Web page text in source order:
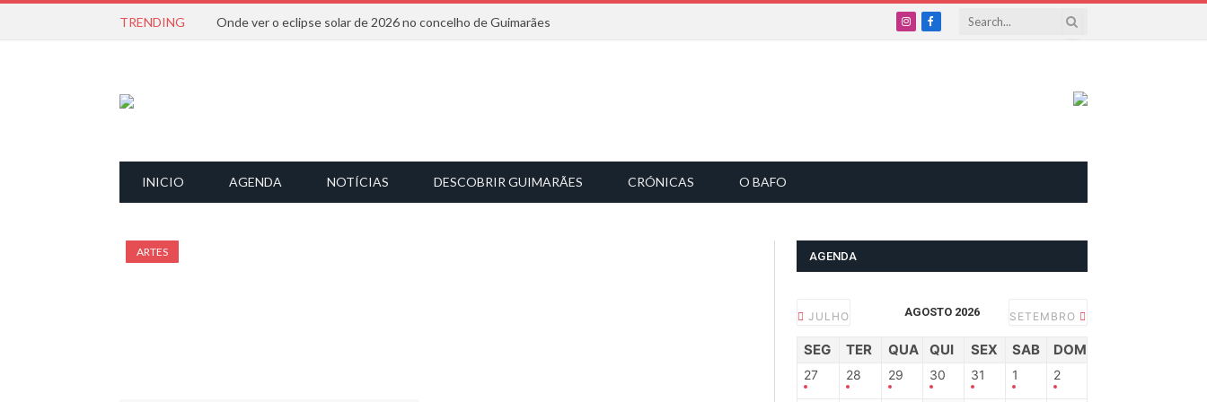
TRENDING Onde ver o eclipse solar de 2026 no concelho de Guimarães
InstagramFacebook
INICIO AGENDA NOTÍCIAS DESCOBRIR GUIMARÃES CRÓNICAS O BAFO
ARTES AGENDA
JULHO AGOSTO 2026 SETEMBRO
SEG TER QUA QUI SEX SAB DOM
27 28 29 30 31 1 2